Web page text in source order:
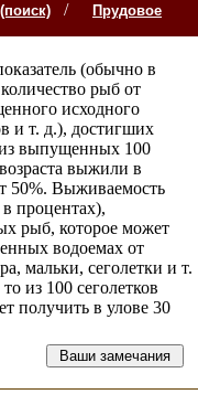
/
Прудовое
(обычно в
рыб от
исходного
и т. д.), достигших
из выпущенных 100
выжили в
50%. Выживаемость
процентах),
рыб, которое может
водоемах от
мальки, сеголетки и т.
из 100 сеголетков
получить в улове 30